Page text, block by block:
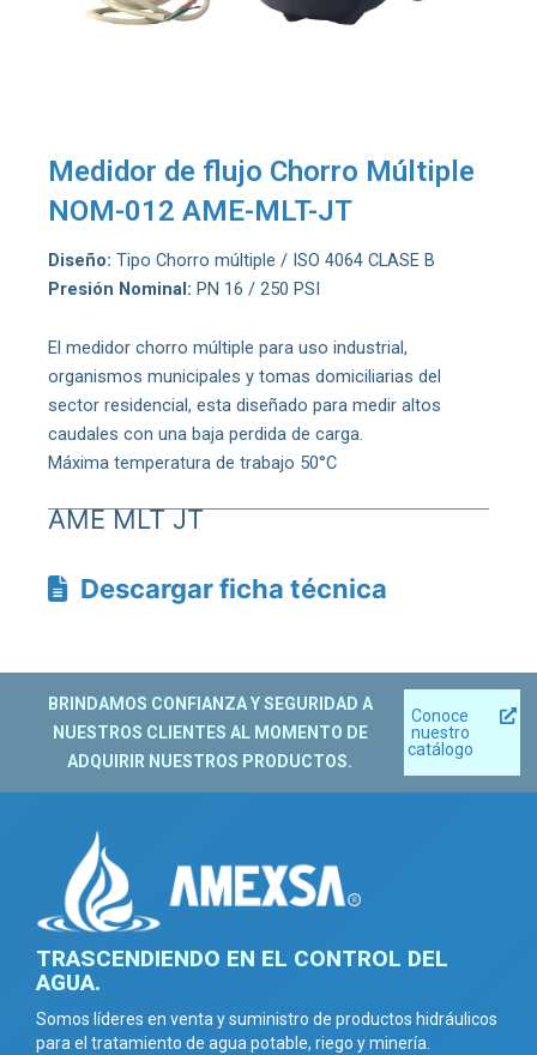
Medidor de flujo Chorro Múltiple
NOM-012 AME-MLT-JT
Diseño: Tipo Chorro múltiple / ISO 4064 CLASE B
Presión Nominal: PN 16 / 250 PSI
El medidor chorro múltiple para uso industrial,
organismos municipales y tomas domiciliarias del
sector residencial, esta diseñado para medir altos
caudales con una baja perdida de carga.
Máxima temperatura de trabajo 50°C
AME MLT JT
Descargar ficha técnica
BRINDAMOS CONFIANZA Y SEGURIDAD A
NUESTROS CLIENTES AL MOMENTO DE
ADQUIRIR NUESTROS PRODUCTOS.
Conoce
nuestro
catálogo
TRASCENDIENDO EN EL CONTROL DEL
AGUA.
Somos líderes en venta y suministro de productos hidráulicos
para el tratamiento de agua potable, riego y minería.